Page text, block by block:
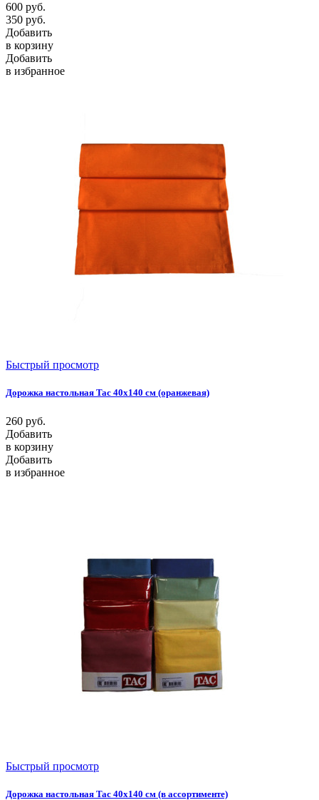
600 руб.
350 руб.
Добавить
в корзину
Добавить
в избранное
Быстрый просмотр
Дорожка настольная Tac 40x140 см (оранжевая)
260 руб.
Добавить
в корзину
Добавить
в избранное
Быстрый просмотр
Дорожка настольная Tac 40x140 см (в ассортименте)